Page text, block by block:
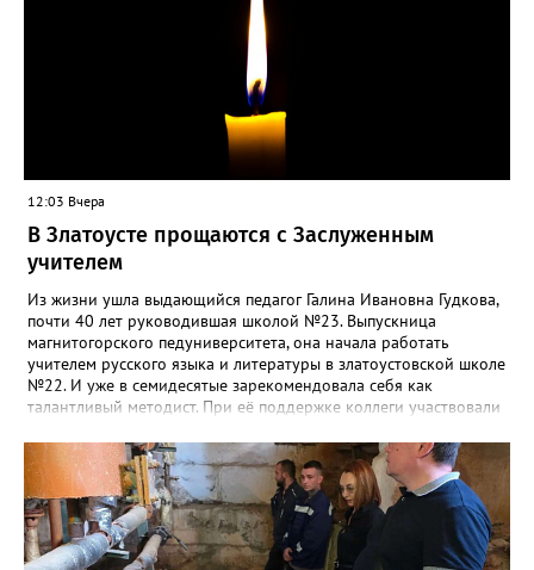
12:03 Вчера
В Златоусте прощаются с Заслуженным
учителем
Из жизни ушла выдающийся педагог Галина Ивановна Гудкова,
почти 40 лет руководившая школой №23. Выпускница
магнитогорского педуниверситета, она начала работать
учителем русского языка и литературы в златоустовской школе
№22. И уже в семидесятые зарекомендовала себя как
талантливый методист. При её поддержке коллеги участвовали
«Благодаря её мудрому руководству в школе сформировался
сильный педагогический коллектив, объединённый общими
ценностями и любовью к своему делу. Для многих Галина
Ивановна навсегда останется не только талантливым
руководителем, но и настоящим Учителем с большой буквы», -
говорится в сообществе школы №23 во ВКонтакте. Свои